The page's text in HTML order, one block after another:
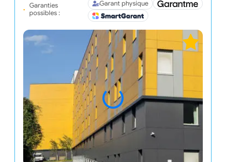
Garanties
possibles :
Garant physique